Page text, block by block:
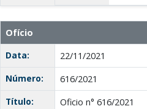
Ofício
Data:
22/11/2021
Número:
616/2021
Título:
Oficio n° 616/2021